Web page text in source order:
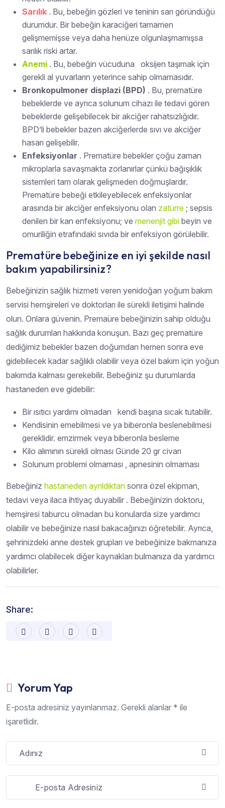
Sarılık . Bu, bebeğin gözleri ve teninin sarı göründüğü
durumdur. Bir bebeğin karaciğeri tamamen
gelişmemişse veya daha henüze olgunlaşmamışsa
sarılık riski artar.
Anemi . Bu, bebeğin vücuduna oksijen taşımak için
gerekli al yuvarların yeterince sahip olmamasıdır.
Bronkopulmoner displazi (BPD) . Bu, prematüre
bebeklerde ve ayrıca solunum cihazı ile tedavi gören
bebeklerde gelişebilecek bir akciğer rahatsızlığıdır.
BPD’li bebekler bazen akciğerlerde sıvı ve akciğer
hasarı gelişebilir.
Enfeksiyonlar . Prematüre bebekler çoğu zaman
mikroplarla savaşmakta zorlanırlar çünkü bağışıklık
sistemleri tam olarak gelişmeden doğmuşlardır.
Prematüre bebeği etkileyebilecek enfeksiyonlar
arasında bir akciğer enfeksiyonu olan zatürre ; sepsis
denilen bir kan enfeksiyonu; ve menenjit gibi beyin ve
omuriliğin etrafındaki sıvıda bir enfeksiyon görülebilir.
Prematüre bebeğinize en iyi şekilde nasıl
bakım yapabilirsiniz?
Bebeğinizin sağlık hizmeti veren yenidoğan yoğum bakım
servisi hemşireleri ve doktorları ile sürekli iletişimi halinde
olun. Onlara güvenin. Premaüre bebeğinizin sahip olduğu
sağlık durumları hakkında konuşun. Bazı geç prematüre
dediğimiz bebekler bazen doğumdan hemen sonra eve
gidebilecek kadar sağlıklı olabilir veya özel bakım için yoğun
bakımda kalması gerekebilir. Bebeğiniz şu durumlarda
hastaneden eve gidebilir:
Bir ısıtıcı yardımı olmadan kendi başına sıcak tutabilir.
Kendisinin emebilmesi ve ya biberonla beslenebilmesi
gereklidir. emzirmek veya biberonla besleme
Kilo alımının sürekli olması Günde 20 gr civarı
Solunum problemi olmaması , apnesinin olmaması
Bebeğiniz hastaneden ayrıldıktan sonra özel ekipman,
tedavi veya ilaca ihtiyaç duyabilir . Bebeğinizin doktoru,
hemşiresi taburcu olmadan bu konularda size yardımcı
olabilir ve bebeğinize nasıl bakacağınızı öğretebilir. Ayrıca,
şehrinizdeki anne destek grupları ve bebeğinize bakmanıza
yardımcı olabilecek diğer kaynakları bulmanıza da yardımcı
olabilirler.
Share:
Yorum Yap
E-posta adresiniz yayınlanmaz. Gerekli alanlar * ile
işaretlidir.